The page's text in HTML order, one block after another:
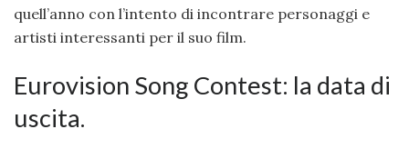
quell’anno con l’intento di incontrare personaggi e
artisti interessanti per il suo film.
Eurovision Song Contest: la data di
uscita.